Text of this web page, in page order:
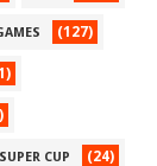
(127)
SUPER CUP (24)